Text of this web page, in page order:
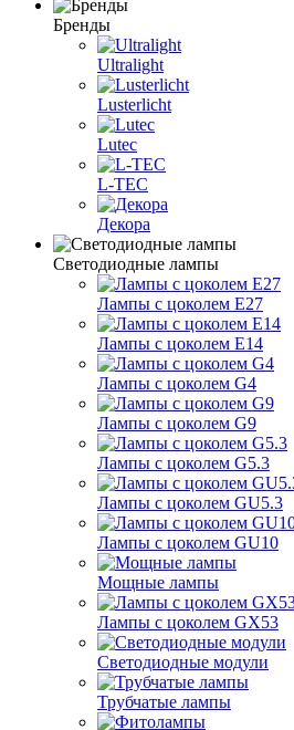
Бренды
Ultralight
Lusterlicht
Lutec
L-TEC
Декора
Светодиодные лампы
Лампы с цоколем Е27
Лампы с цоколем Е14
Лампы с цоколем G4
Лампы с цоколем G9
Лампы с цоколем G5.3
Лампы с цоколем GU5.3
Лампы с цоколем GU10
Мощные лампы
Лампы с цоколем GX53
Светодиодные модули
Трубчатые лампы